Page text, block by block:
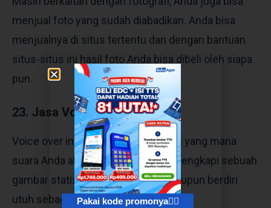
menjual foto yang sudah diabadikan. Anda bisa
menjualnya di situs tertentu dan dengan bantuan
situs-situs ini hasil foto Anda bisa dibeli oleh siapa
pun.
23. Jasa Voice Over
Voice over ini merupakan pekerjaan yang mana
suara Anda akan direkam untuk melengkapi sebuah
gambar statis, gambar bergerak maupun berdiri
utuh sebagai produk audio.
Pakai kode promonya👇🏻